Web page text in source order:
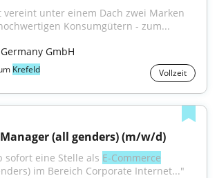
vereint unter einem Dach zwei Marken
Konsumgütern - zum...
GmbH
Krefeld Vollzeit
Manager (all genders) (m/w/d)
sofort eine Stelle als E‑Commerce
im Bereich Corporate Internet..."